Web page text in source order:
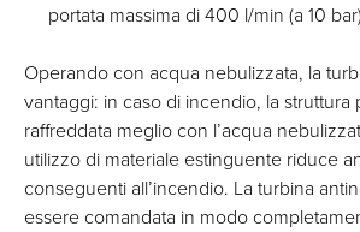
portata massima di 400 l/min (a 10 bar)
Operando con acqua nebulizzata, la
vantaggi: in caso di incendio, la struttura
raffreddata meglio con l’acqua
utilizzo di materiale estinguente riduce
conseguenti all’incendio. La turbina
essere comandata in modo